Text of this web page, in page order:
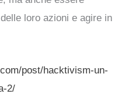
loro azioni e agire in
post/hacktivism-un-
2/